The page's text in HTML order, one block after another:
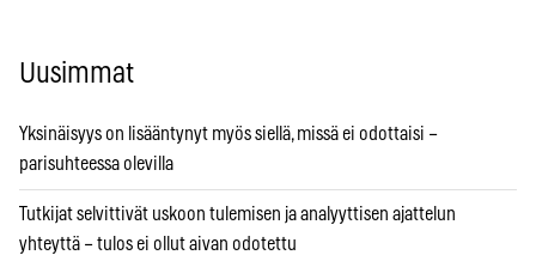
Uusimmat
Yksinäisyys on lisääntynyt myös siellä, missä ei odottaisi –
parisuhteessa olevilla
Tutkijat selvittivät uskoon tulemisen ja analyyttisen ajattelun
yhteyttä – tulos ei ollut aivan odotettu